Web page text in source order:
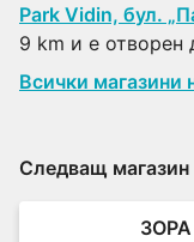
Park Vidin, бул.
9 km и е отворен
Всички магазини
Следващ
ЗОРА